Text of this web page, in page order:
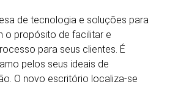
GALERIA
de tecnologia e soluções para
o propósito de facilitar e
para seus clientes. É
pelos seus ideais de
O novo escritório localiza-se